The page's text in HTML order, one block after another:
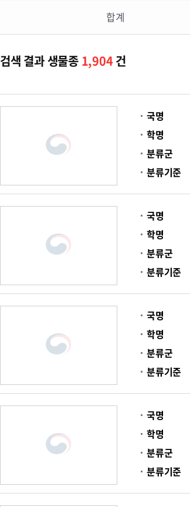
합계
검색 결과 생물종 1,904건
국명
학명
분류군
분류기준
국명
학명
분류군
분류기준
국명
학명
분류군
분류기준
국명
학명
분류군
분류기준